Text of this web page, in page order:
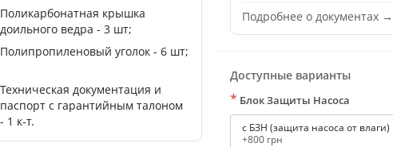
Подробнее о документах →
Доступные варианты
* Блок Защиты Насоса
с БЗН (защита насоса от влаги)
+800 грн
Поликарбонатная крышка
доильного ведра - 3 шт;
Полипропиленовый уголок - 6 шт;
Техническая документация и
паспорт с гарантийным талоном
- 1 к-т.